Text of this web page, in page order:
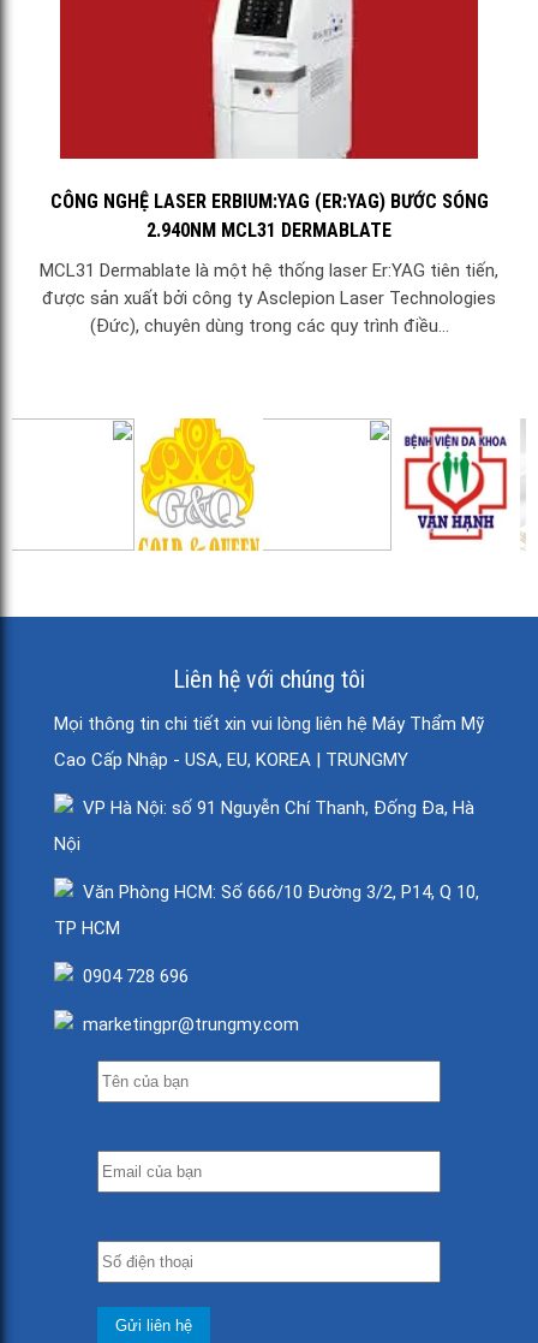
CÔNG NGHỆ LASER ERBIUM:YAG (ER:YAG) BƯỚC SÓNG
2.940NM MCL31 DERMABLATE
MCL31 Dermablate là một hệ thống laser Er:YAG tiên tiến,
được sản xuất bởi công ty Asclepion Laser Technologies
(Đức), chuyên dùng trong các quy trình điều...
Liên hệ với chúng tôi
Mọi thông tin chi tiết xin vui lòng liên hệ Máy Thẩm Mỹ
Cao Cấp Nhập - USA, EU, KOREA | TRUNGMY
VP Hà Nội: số 91 Nguyễn Chí Thanh, Đống Đa, Hà
Nội
Văn Phòng HCM: Số 666/10 Đường 3/2, P14, Q 10,
TP HCM
0904 728 696
marketingpr@trungmy.com